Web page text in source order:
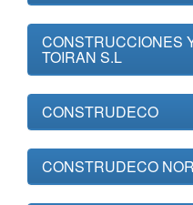
CONSTRUCCIONES
TOIRAN S.L
CONSTRUDECO
CONSTRUDECO